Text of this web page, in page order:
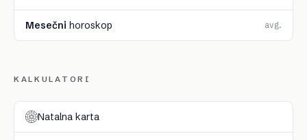
Mesečni horoskop avg.
KALKULATORI
Natalna karta